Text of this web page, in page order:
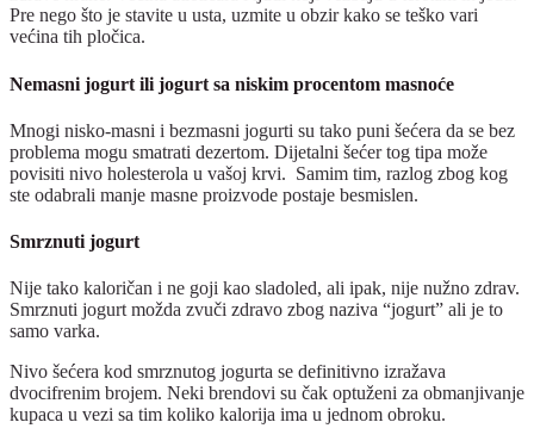
Pre nego što je stavite u usta, uzmite u obzir kako se teško vari
većina tih pločica.
Nemasni jogurt ili jogurt sa niskim procentom masnoće
Mnogi nisko-masni i bezmasni jogurti su tako puni šećera da se bez
problema mogu smatrati dezertom. Dijetalni šećer tog tipa može
povisiti nivo holesterola u vašoj krvi. Samim tim, razlog zbog kog
ste odabrali manje masne proizvode postaje besmislen.
Smrznuti jogurt
Nije tako kaloričan i ne goji kao sladoled, ali ipak, nije nužno zdrav.
Smrznuti jogurt možda zvuči zdravo zbog naziva “jogurt” ali je to
samo varka.
Nivo šećera kod smrznutog jogurta se definitivno izražava
dvocifrenim brojem. Neki brendovi su čak optuženi za obmanjivanje
kupaca u vezi sa tim koliko kalorija ima u jednom obroku.